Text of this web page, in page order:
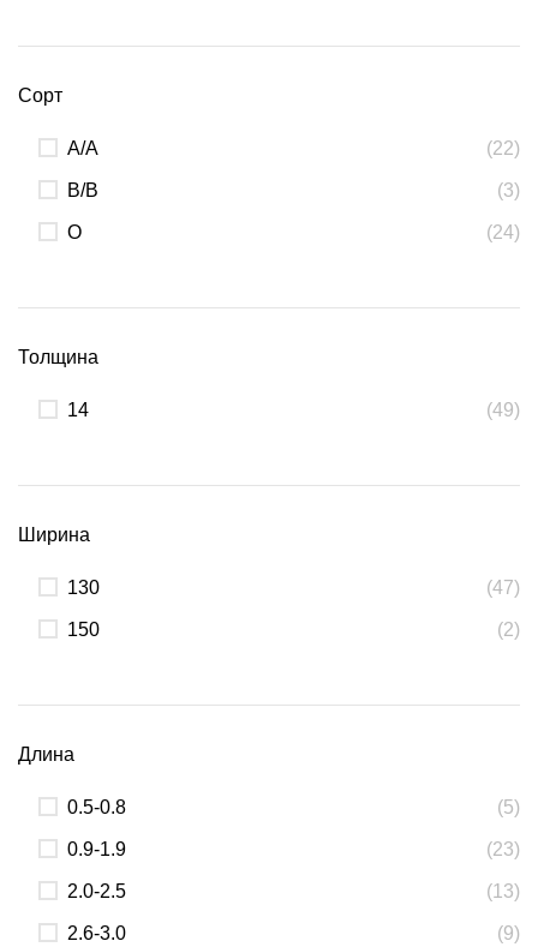
Сорт
А/А (22)
В/В (3)
О (24)
Толщина
14 (49)
Ширина
130 (47)
150 (2)
Длина
0.5-0.8 (5)
0.9-1.9 (23)
2.0-2.5 (13)
2.6-3.0 (9)